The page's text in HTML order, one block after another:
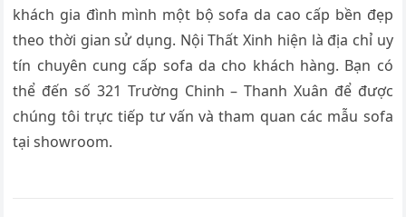
khách gia đình mình một bộ sofa da cao cấp bền đẹp
theo thời gian sử dụng. Nội Thất Xinh hiện là địa chỉ uy
tín chuyên cung cấp sofa da cho khách hàng. Bạn có
thể đến số 321 Trường Chinh – Thanh Xuân để được
chúng tôi trực tiếp tư vấn và tham quan các mẫu sofa
tại showroom.